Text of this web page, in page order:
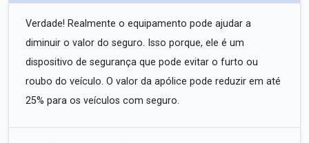
Verdade! Realmente o equipamento pode ajudar a
diminuir o valor do seguro. Isso porque, ele é um
dispositivo de segurança que pode evitar o furto ou
roubo do veículo. O valor da apólice pode reduzir em até
25% para os veículos com seguro.